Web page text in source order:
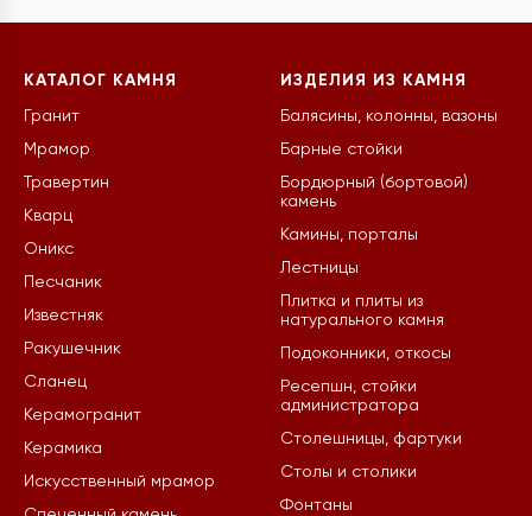
КАТАЛОГ КАМНЯ
Гранит
Мрамор
Травертин
Кварц
Оникс
Песчаник
Известняк
Ракушечник
Сланец
Керамогранит
Керамика
Искусственный мрамор
ИЗДЕЛИЯ ИЗ КАМНЯ
Балясины, колонны, вазоны
Барные стойки
Бордюрный (бортовой)
камень
Камины, порталы
Лестницы
Плитка и плиты из
натурального камня
Подоконники, откосы
Ресепшн, стойки
администратора
Столешницы, фартуки
Столы и столики
Фонтаны